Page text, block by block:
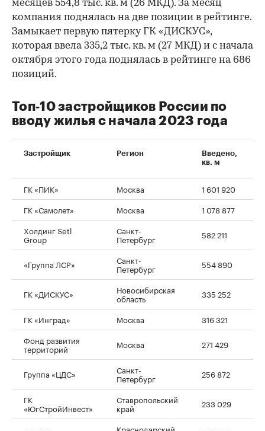
месяцев 554,8 тыс. кв. м (26 МКД). За месяц
компания поднялась на две позиции в рейтинге.
Замыкает первую пятерку ГК «ДИСКУС»,
которая ввела 335,2 тыс. кв. м (27 МКД) и с начала
октября этого года поднялась в рейтинге на 686
позиций.
00:00
Топ‑10 застройщиков России по
вводу жилья с начала 2023 года
Застройщик Регион
Введено,
кв. м
ГК «ПИК» Москва 1 601 920
ГК «Самолет»
Москва 1 078 877
Холдинг Setl
Group
Санкт-
Петербург 582 211
«Группа ЛСР» Санкт-
Петербург 554 890
ГК «ДИСКУС» Новосибирская
область 335 252
ГК «Инград» Москва 316 321
Фонд развития
территорий Москва 271 429
Группа «ЦДС» Санкт-
Петербург 256 872
ГК
«ЮгСтройИнвест»
Ставропольский
край 233 029
Краснодарский